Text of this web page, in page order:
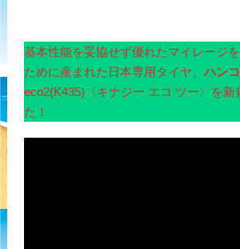
基本性能を妥協せず優れたマイレージ
ために産まれた日本専用タイヤ、ハン
eco2(K435)〈キナジー エコ ツー〉を新
た！